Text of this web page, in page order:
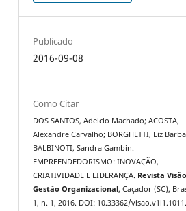
Publicado
2016-09-08
Como Citar
DOS SANTOS, Adelcio Machado; ACOSTA,
Alexandre Carvalho; BORGHETTI, Liz
BALBINOTI, Sandra Gambin.
EMPREENDEDORISMO: INOVAÇÃO,
CRIATIVIDADE E LIDERANÇA. Revista
Gestão Organizacional, Caçador (SC),
1, n. 1, 2016. DOI: 10.33362/